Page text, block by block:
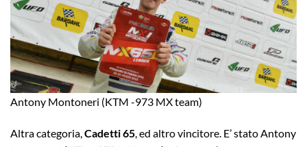
Antony Montoneri (KTM -973 MX team)
Altra categoria,Cadetti 65, ed altro vincitore. E’ stato Antony